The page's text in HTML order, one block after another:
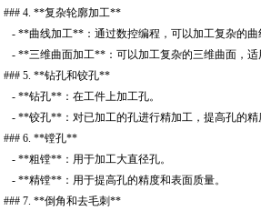
### 4. **复杂轮廓加工**
- **曲线加工**：通过数控编程，可以加工复杂的曲
- **三维曲面加工**：可以加工复杂的三维曲面，适
### 5. **钻孔和铰孔**
- **钻孔**：在工件上加工孔。
- **铰孔**：对已加工的孔进行精加工，提高孔的精
### 6. **镗孔**
- **粗镗**：用于加工大直径孔。
- **精镗**：用于提高孔的精度和表面质量。
### 7. **倒角和去毛刺**